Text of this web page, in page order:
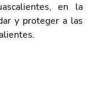
en la
y proteger a las